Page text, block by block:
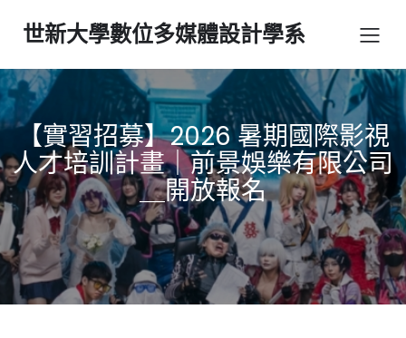
世新大學數位多媒體設計學系
【實習招募】2026 暑期國際影視
人才培訓計畫｜前景娛樂有限公司
＿開放報名